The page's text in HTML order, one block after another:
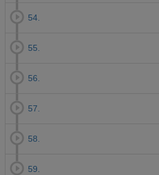
54.
55.
56.
57.
58.
59.